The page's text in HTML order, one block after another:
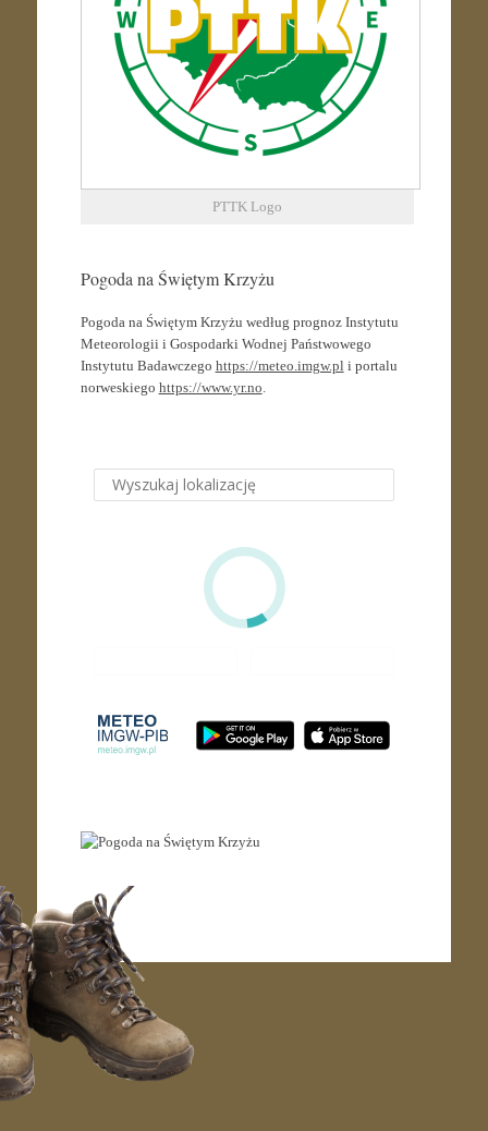
PTTK Logo
Pogoda na Świętym Krzyżu
Pogoda na Świętym Krzyżu według prognoz Instytutu
Meteorologii i Gospodarki Wodnej Państwowego
Instytutu Badawczego https://meteo.imgw.pl i portalu
norweskiego https://www.yr.no.